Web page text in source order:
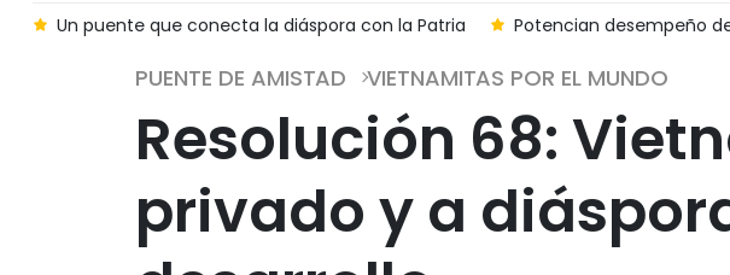
Un puente que conecta la diáspora con la Patria Potencian desempeño
PUENTE DE AMISTAD VIETNAMITAS POR EL MUNDO
Resolución 68:
privado y a